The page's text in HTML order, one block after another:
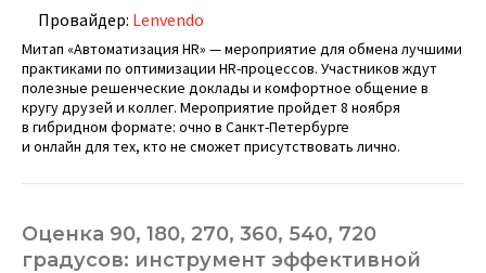
Провайдер: Lenvendo
Митап «Автоматизация HR» — мероприятие для обмена лучшими
практиками по оптимизации HR-процессов. Участников ждут
полезные решенческие доклады и комфортное общение в
кругу друзей и коллег. Мероприятие пройдет 8 ноября
в гибридном формате: очно в Санкт-Петербурге
и онлайн для тех, кто не сможет присутствовать лично.
Оценка 90, 180, 270, 360, 540, 720
градусов: инструмент эффективной